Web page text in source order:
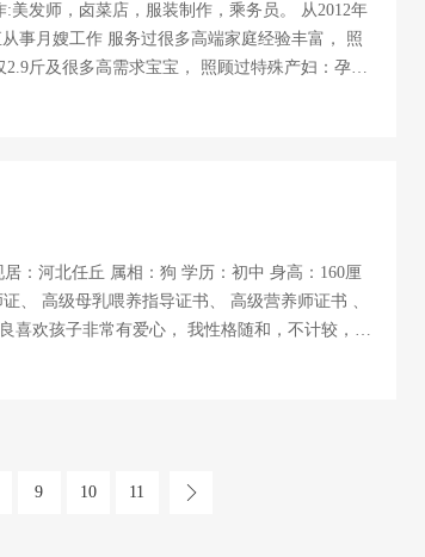
美发师，卤菜店，服装制作，乘务员。 从2012年
事月嫂工作 服务过很多高端家庭经验丰富， 照
斤及很多高需求宝宝， 照顾过特殊产妇：孕糖
泼 、开朗、善于沟通。 兴趣爱好:看书，听歌，美食。 ...
：河北任丘 属相：狗 学历：初中 身高：160厘
喂养指导证书、 高级营养师证书 、
9 10 11